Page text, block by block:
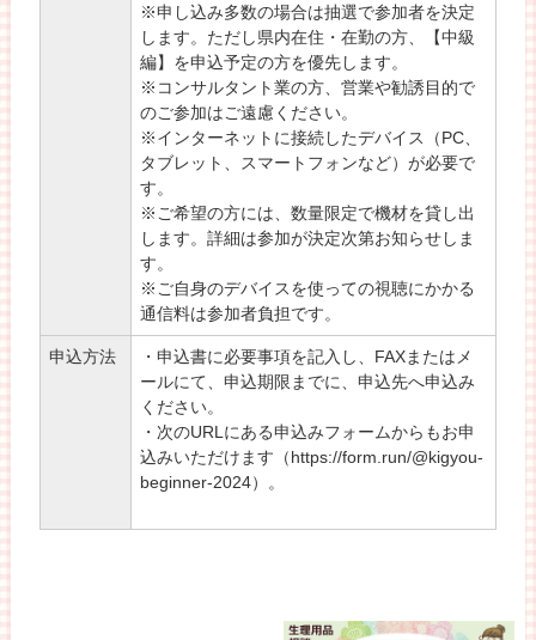
※申し込み多数の場合は抽選で参加者を決定
します。ただし県内在住・在勤の方、【中級
編】を申込予定の方を優先します。
※コンサルタント業の方、営業や勧誘目的で
のご参加はご遠慮ください。
※インターネットに接続したデバイス（PC、
タブレット、スマートフォンなど）が必要で
す。
※ご希望の方には、数量限定で機材を貸し出
します。詳細は参加が決定次第お知らせしま
す。
※ご自身のデバイスを使っての視聴にかかる
通信料は参加者負担です。
申込方法
・申込書に必要事項を記入し、FAXまたはメ
ールにて、申込期限までに、申込先へ申込み
ください。
・次のURLにある申込みフォームからもお申
込みいただけます（https://form.run/@kigyou-
beginner-2024）。